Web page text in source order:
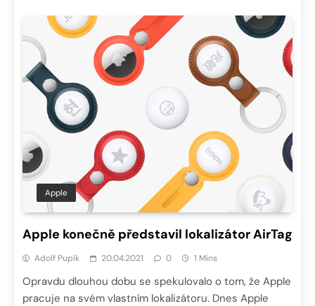
Apple
Apple konečně představil lokalizátor AirTag
Adolf Pupík 20.04.2021 0 1 Mins
Opravdu dlouhou dobu se spekulovalo o tom, že Apple
pracuje na svém vlastním lokalizátoru. Dnes Apple